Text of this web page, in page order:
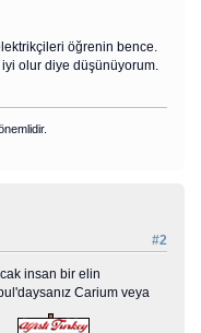
öğrenin bence.
olur diye düşünüyorum.
#2
insan bir elin
Carium veya